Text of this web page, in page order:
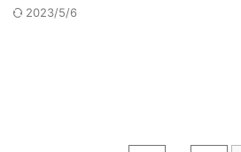
2023/5/6